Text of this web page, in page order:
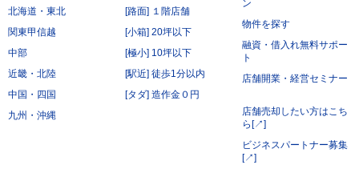
北海道・東北
関東甲信越
中部
近畿・北陸
中国・四国
九州・沖縄
[路面] １階店舗
[小箱] 20坪以下
[極小] 10坪以下
[駅近] 徒歩1分以内
[タダ] 造作金０円
ン
物件を探す
融資・借入れ無料サポー
ト
店舗開業・経営セミナー
店舗売却したい方はこち
ら[↗]
ビジネスパートナー募集
[↗]